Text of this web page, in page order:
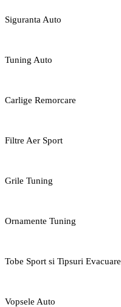
Siguranta Auto
Tuning Auto
Carlige Remorcare
Filtre Aer Sport
Grile Tuning
Ornamente Tuning
Tobe Sport si Tipsuri Evacuare
Vopsele Auto